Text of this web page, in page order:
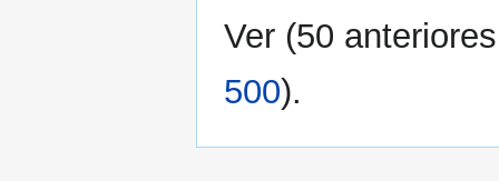
Ver (50 anteriores
500).